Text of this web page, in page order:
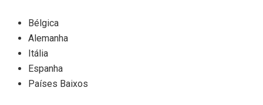
Bélgica
Alemanha
Itália
Espanha
Países Baixos